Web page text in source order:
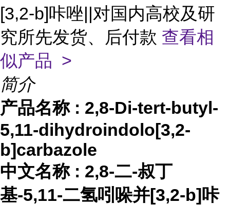
[3,2-b]咔唑||对国内高校及研
究所先发货、后付款 查看相
似产品 >
简介
产品名称 : 2,8-Di-tert-butyl-
5,11-dihydroindolo[3,2-
b]carbazole
中文名称 : 2,8-二-叔丁
基-5,11-二氢吲哚并[3,2-b]咔